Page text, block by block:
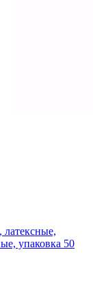
упаковка 50